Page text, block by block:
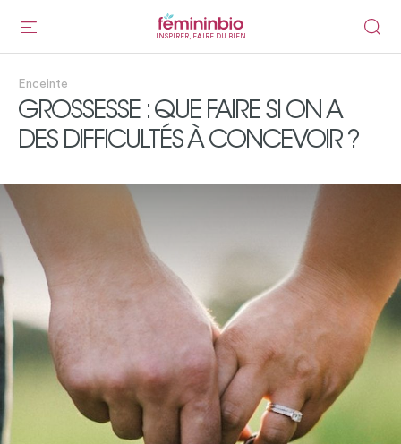
INSPIRER, FAIRE DU BIEN
Enceinte
GROSSESSE : QUE FAIRE SI ON A
DES DIFFICULTÉS À CONCEVOIR ?